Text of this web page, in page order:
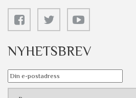
NYHETSBREV